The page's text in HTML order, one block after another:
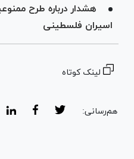
هشدار درباره طرح
اسیران فلسطینی
لینک کوتاه
هم‌رسانی: